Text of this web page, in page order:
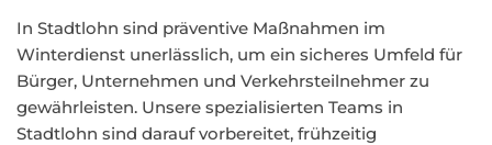
In Stadtlohn sind präventive Maßnahmen im
Winterdienst unerlässlich, um ein sicheres Umfeld für
Bürger, Unternehmen und Verkehrsteilnehmer zu
gewährleisten. Unsere spezialisierten Teams in
Stadtlohn sind darauf vorbereitet, frühzeitig